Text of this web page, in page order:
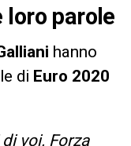
loro parole
hanno
di Euro 2020
voi. Forza